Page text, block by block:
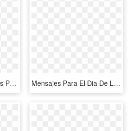
Chinelos Personalizados Para Formaturas - Chinelo Personalizados Dia Das Mulheres, HD Png Download Mensajes Para El Dia De La Madre - Mother's Day, HD Png Download